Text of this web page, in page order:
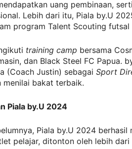
uang pembinaan,
Lebih dari itu, Piala by.U
program Talent Scouting futsal
training camp bersama
dan Black Steel FC Papua.
(Coach Justin) sebagai Sport
menilai bakat terbaik.
Piala by.U 2024
Piala by.U 2024
pelajar, ditonton oleh lebih